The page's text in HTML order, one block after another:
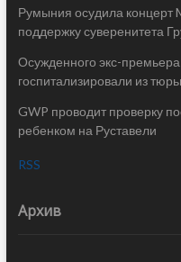
Румыния осудила концерт
поддержку суверенитета
Осужденного экс-
госпитализировали из
GWP проводит проверку
ребенком на Руставели
RSS
Архив